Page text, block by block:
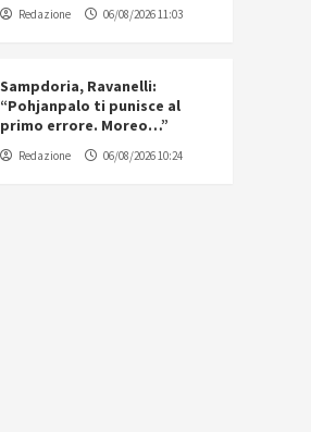
Redazione 06/08/2026 11:03
Sampdoria, Ravanelli:
“Pohjanpalo ti punisce al
primo errore. Moreo…”
Redazione 06/08/2026 10:24